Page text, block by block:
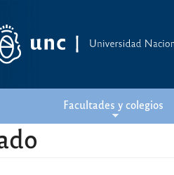
Facultades y colegios